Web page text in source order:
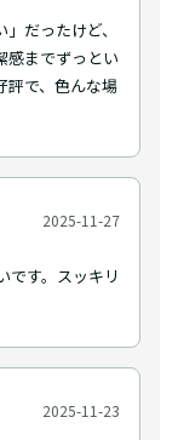
だったけど、
感までずっとい
評で、色んな場
2025-11-27
です。スッキリ
2025-11-23